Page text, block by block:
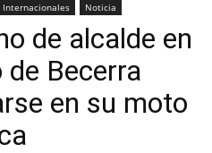
Internacionales Noticia
de alcalde en
Becerra
en su moto